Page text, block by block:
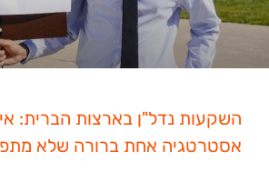
השקעות נדל"ן בארצות הברית:
אסטרטגיה אחת ברורה שלא